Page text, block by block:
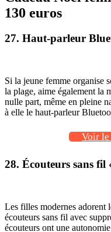
130 euros
27. Haut-parleur
Si la jeune femme organise
la plage, aime également la
nulle part, même en pleine
à elle le haut-parleur
Voir le
28. Écouteurs sans
Les filles modernes adorent
écouteurs sans fil avec
écouteurs ont une